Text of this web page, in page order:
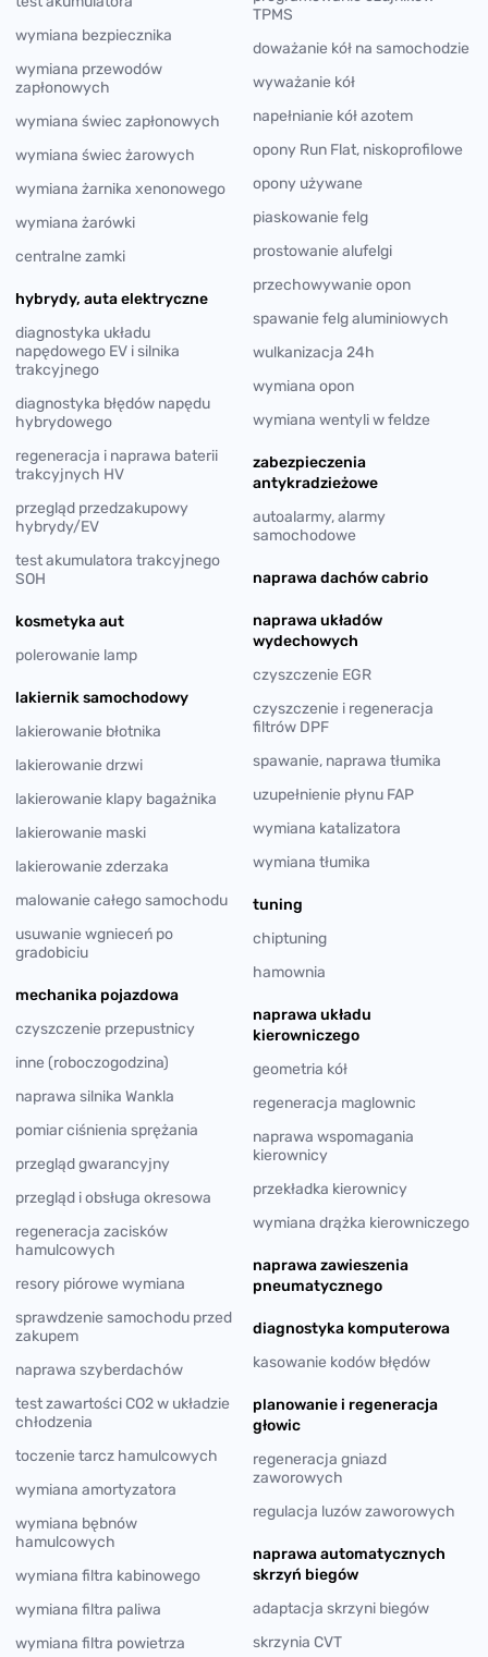
wymiana bezpiecznika
wymiana przewodów
zapłonowych
wymiana świec zapłonowych
wymiana świec żarowych
wymiana żarnika xenonowego
wymiana żarówki
centralne zamki
hybrydy, auta elektryczne
diagnostyka układu
napędowego EV i silnika
trakcyjnego
diagnostyka błędów napędu
hybrydowego
regeneracja i naprawa baterii
trakcyjnych HV
przegląd przedzakupowy
hybrydy/EV
test akumulatora trakcyjnego
SOH
kosmetyka aut
polerowanie lamp
lakiernik samochodowy
lakierowanie błotnika
lakierowanie drzwi
lakierowanie klapy bagażnika
lakierowanie maski
lakierowanie zderzaka
malowanie całego samochodu
usuwanie wgnieceń po
gradobiciu
mechanika pojazdowa
czyszczenie przepustnicy
inne (roboczogodzina)
naprawa silnika Wankla
pomiar ciśnienia sprężania
przegląd gwarancyjny
przegląd i obsługa okresowa
regeneracja zacisków
hamulcowych
resory piórowe wymiana
sprawdzenie samochodu przed
zakupem
naprawa szyberdachów
test zawartości CO2 w układzie
chłodzenia
toczenie tarcz hamulcowych
wymiana amortyzatora
wymiana bębnów
hamulcowych
wymiana filtra kabinowego
wymiana filtra paliwa
wymiana filtra powietrza
TPMS
doważanie kół na samochodzie
wyważanie kół
napełnianie kół azotem
opony Run Flat, niskoprofilowe
opony używane
piaskowanie felg
prostowanie alufelgi
przechowywanie opon
spawanie felg aluminiowych
wulkanizacja 24h
wymiana opon
wymiana wentyli w feldze
zabezpieczenia
antykradzieżowe
autoalarmy, alarmy
samochodowe
naprawa dachów cabrio
naprawa układów
wydechowych
czyszczenie EGR
czyszczenie i regeneracja
filtrów DPF
spawanie, naprawa tłumika
uzupełnienie płynu FAP
wymiana katalizatora
wymiana tłumika
tuning
chiptuning
hamownia
naprawa układu
kierowniczego
geometria kół
regeneracja maglownic
naprawa wspomagania
kierownicy
przekładka kierownicy
wymiana drążka kierowniczego
naprawa zawieszenia
pneumatycznego
diagnostyka komputerowa
kasowanie kodów błędów
planowanie i regeneracja
głowic
regeneracja gniazd
zaworowych
regulacja luzów zaworowych
naprawa automatycznych
skrzyń biegów
adaptacja skrzyni biegów
skrzynia CVT